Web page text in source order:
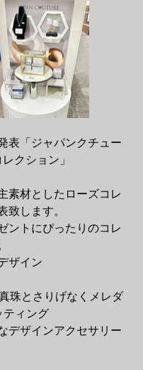
表「ジャパンクチュー
クション」
素材としたローズコレ
致します。
ントにぴったりのコレ
ザイン
珠とさりげなくメレダ
ティング
デザインアクセサリー